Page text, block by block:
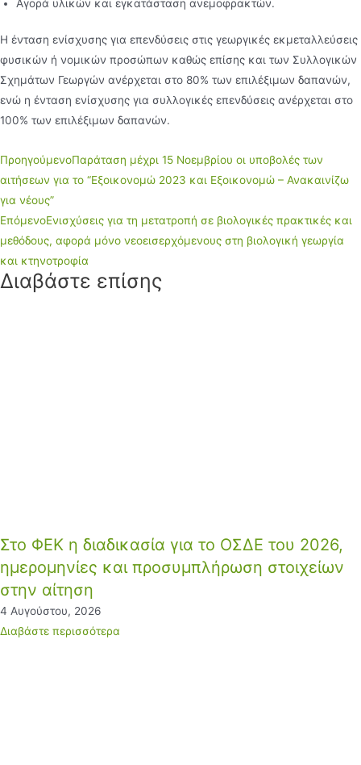
Αγορά υλικών και εγκατάσταση ανεµοφρακτών.
Η ένταση ενίσχυσης για επενδύσεις στις γεωργικές εκµεταλλεύσεις
φυσικών ή νοµικών προσώπων καθώς επίσης και των Συλλογικών
Σχηµάτων Γεωργών ανέρχεται στο 80% των επιλέξιµων δαπανών,
ενώ η ένταση ενίσχυσης για συλλογικές επενδύσεις ανέρχεται στο
100% των επιλέξιµων δαπανών.
ΠροηγούμενοΠαράταση μέχρι 15 Νοεμβρίου οι υποβολές των
αιτήσεων για το “Εξοικονομώ 2023 και Εξοικονομώ – Ανακαινίζω
για νέους”
ΕπόμενοΕνισχύσεις για τη μετατροπή σε βιολογικές πρακτικές και
μεθόδους, αφορά μόνο νεοεισερχόμενους στη βιολογική γεωργία
και κτηνοτροφία
Διαβάστε επίσης
Στο ΦΕΚ η διαδικασία για το ΟΣΔΕ του 2026,
ημερομηνίες και προσυμπλήρωση στοιχείων
στην αίτηση
4 Αυγούστου, 2026
Διαβάστε περισσότερα